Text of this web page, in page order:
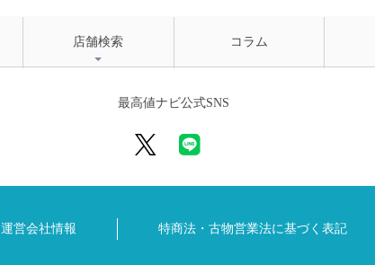
店舗検索 コラム
最高値ナビ公式SNS
運営会社情報 特商法・古物営業法に基づく表記